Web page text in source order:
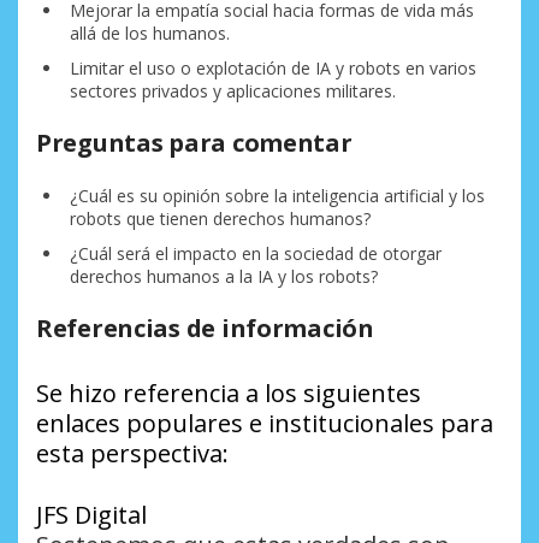
Mejorar la empatía social hacia formas de vida más
allá de los humanos.
Limitar el uso o explotación de IA y robots en varios
sectores privados y aplicaciones militares.
Preguntas para comentar
¿Cuál es su opinión sobre la inteligencia artificial y los
robots que tienen derechos humanos?
¿Cuál será el impacto en la sociedad de otorgar
derechos humanos a la IA y los robots?
Referencias de información
Se hizo referencia a los siguientes
enlaces populares e institucionales para
esta perspectiva:
JFS Digital